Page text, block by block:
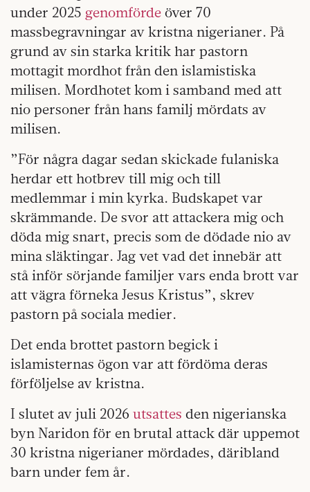
under 2025 genomförde över 70
massbegravningar av kristna nigerianer. På
grund av sin starka kritik har pastorn
mottagit mordhot från den islamistiska
milisen. Mordhotet kom i samband med att
nio personer från hans familj mördats av
milisen.
”För några dagar sedan skickade fulaniska
herdar ett hotbrev till mig och till
medlemmar i min kyrka. Budskapet var
skrämmande. De svor att attackera mig och
döda mig snart, precis som de dödade nio av
mina släktingar. Jag vet vad det innebär att
stå inför sörjande familjer vars enda brott var
att vägra förneka Jesus Kristus”, skrev
pastorn på sociala medier.
Det enda brottet pastorn begick i
islamisternas ögon var att fördöma deras
förföljelse av kristna.
I slutet av juli 2026 utsattes den nigerianska
byn Naridon för en brutal attack där uppemot
30 kristna nigerianer mördades, däribland
barn under fem år.